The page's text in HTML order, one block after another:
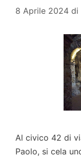
8 Aprile 2024 di
Al civico 42 di
Paolo, si cela